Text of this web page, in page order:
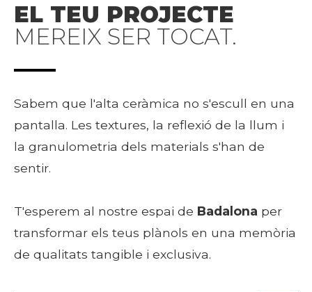
EL TEU PROJECTE
MEREIX SER TOCAT.
Sabem que l'alta ceràmica no s'escull en una
pantalla. Les textures, la reflexió de la llum i
la granulometria dels materials s'han de
sentir.
T'esperem al nostre espai de Badalona per
transformar els teus plànols en una memòria
de qualitats tangible i exclusiva.